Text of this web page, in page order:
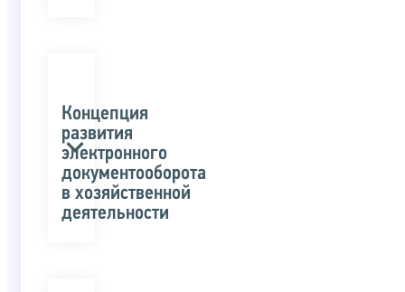
Концепция
развития
электронного
документооборота
в хозяйственной
деятельности